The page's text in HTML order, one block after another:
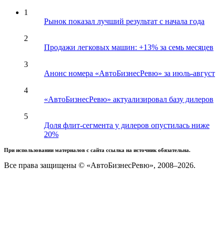
1
Рынок показал лучший результат с начала года
2
Продажи легковых машин: +13% за семь месяцев
3
Анонс номера «АвтоБизнесРевю» за июль-август
4
«АвтоБизнесРевю» актуализировал базу дилеров
5
Доля флит-сегмента у дилеров опустилась ниже
20%
При использовании материалов с сайта ссылка на источник обязательна.
Все права защищены © «АвтоБизнесРевю», 2008–2026.